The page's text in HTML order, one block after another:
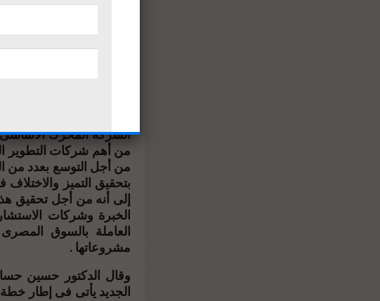
بأنطمة الخصوصية
الانظمة التي تسمح
الشركة تفردت بها
وأشار إلى أنه من ضمن
ايضا هو البناء وفقا
الشركة المحرك
من أهم شركات التطوير
بتحقيق التميز
إلى أنه من أجل تحقيق
الخبرة وشركات
العاملة بالسوق
مشروعاتها .
وقال الدكتور حسين
الجديد يأتى فى إطار